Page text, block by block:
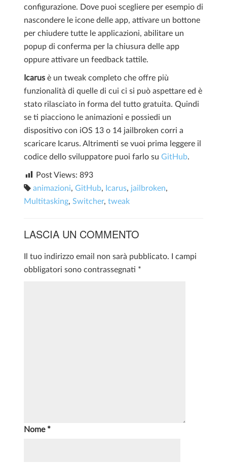
configurazione. Dove puoi scegliere per esempio di
nascondere le icone delle app, attivare un bottone
per chiudere tutte le applicazioni, abilitare un
popup di conferma per la chiusura delle app
oppure attivare un feedback tattile.
Icarusè un tweak completo che offre più
funzionalità di quelle di cui ci si può aspettare ed è
stato rilasciato in forma del tutto gratuita. Quindi
se ti piacciono le animazioni e possiedi un
dispositivo con iOS 13 o 14 jailbroken corri a
scaricare Icarus. Altrimenti se vuoi prima leggere il
codice dello sviluppatore puoi farlo su GitHub.
Post Views: 893
animazioni, GitHub, Icarus, jailbroken,
Multitasking, Switcher, tweak
LASCIA UN COMMENTO
Il tuo indirizzo email non sarà pubblicato.
I campi
obbligatori sono contrassegnati *
Nome *